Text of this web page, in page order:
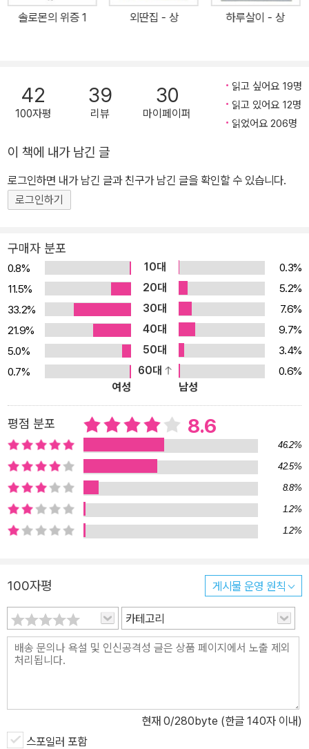
치는 그 자리에서 오치카에게 자신의 이야기를 들려준다. 사람을 죽
인 형에 대한 그리움과 미움이 뒤섞인, 잔혹하고도 슬픈 이야기를. 도
안고 있는 사람은 나 혼자가 아니다.’ 그러한 조카의 변화를 눈치 챈
이헤에는 오치카를 위해 새로운 일을 궁리한다. ‘흑백의 방’에 이야깃
거리를 가진 손님을 초대해 괴담 대회(백물어百物語)를 여는 것이
대된 손님들은 저마다 기괴하고도 슬픈 이야기를 하나씩 꺼내놓는다.
백 냥을 받는 대가로 아름다운 저택에서 살아야 하는 자물쇠 장수 일
가, 요양을 위해 오랜 세월을 떨어져 자란 누이와 동생의 불가사의한
이야기들은 오치카에게 어떤 변화를 불러일으킬까? 이헤에의 생각은
옳았을까? 그리고 오치카가 잊으려 해도 잊을 수 없었던 괴로운 과거
란 무엇일까? ‘사회파 미스터리의 여왕’ 미야베 미유키가 그토록 바
라던 괴담 대회의 서막! 오싹하면서도 아련한 에도 시대 괴담의 정취
속으로 괴담 대회는 본래, 백 명의 사람이 한 자리에 모여 한 명씩 괴
담을 들려줬다는 일본의 풍속이다. 이야기를 마치면 각자 들고 있던
초를 하나씩 꺼, 마지막까지 다 끄고 나면 귀신이 나온다고 하는 전설
도 있다. 으스스하면서도 재미있는 이 유희는 모리 오가이, 오카모토
주었다. 어쩌면 괴담물은 일본 미스터리 작가들에게 한번쯤 도전해
보고 싶은 성전(canon)인 것이다. ‘사회파 미스터리의 여왕’ 미야베
미유키에게도 그랬다. 이 작품이 출간됐을 때, 일본의 한 매체는 미시
마야 변조괴담 시리즈를 ‘미야베 미유키의 필생의 사업(life wor
k)’이라고까지 표현했다. 예쁘장한 주머니를 몸에 달고 거리를 활보
하는 에도의 풍류인들처럼, 사람들은 어떤 사람의 행동을 볼 때 겉으
와 마찬가지로, 이 작품에서 주머니가 아닌 그 안을 들여다본다. 그리
고 안을 들여다보는 사람으로, 그 자신도 주머니 안에 내용물을 꽁꽁
감춰둔 오치카를 내세운다. 그렇기 때문에 말하는 사람들은 오치카에
게 신뢰를 갖고 자신 안의 이야기를 털어놓는다. 오치카 역시 그 이야
기를 자신의 이야기처럼 받아들인다. 그리고 오치카의 눈과 귀로 이
가슴속에 묻어두어야만 했던, 부끄럽고, 껄끄럽고, 고통스러운 기억
을 남에게 털어놓아 결국 이해를 받고, 용서를 받는다. ‘말’을 통해 ‘치
솔로몬의 위증 1 외딴집 - 상 하루살이 - 상
42
100자평
39
리뷰
30
마이페이퍼
읽고 싶어요 19명
읽고 있어요 12명
읽었어요 206명
이 책에 내가 남긴 글
로그인하면 내가 남긴 글과 친구가 남긴 글을 확인할 수 있습니다.
로그인하기
구매자 분포
0.8% 10대
0.3%
11.5%
20대
5.2%
33.2%
30대
7.6%
21.9%
40대
9.7%
5.0%
50대
3.4%
0.7%
60대
0.6%
여성
남성
평점 분포 8.6
46.2%
42.5%
8.8%
1.2%
1.2%
100자평 게시물 운영 원칙
카테고리
현재 0/280byte (한글 140자 이내)
스포일러 포함